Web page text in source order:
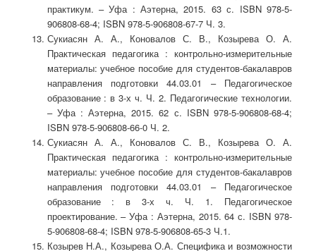
практикум. – Уфа : Аэтерна, 2015. 63 с. ISBN 978-5-
906808-68-4; ISBN 978-5-906808-67-7 Ч. 3.
Сукиасян А. А., Коновалов С. В., Козырева О. А.
Практическая педагогика : контрольно-измерительные
материалы: учебное пособие для студентов-бакалавров
направления подготовки 44.03.01 – Педагогическое
образование : в 3-х ч. Ч. 2. Педагогические технологии.
– Уфа : Аэтерна, 2015. 62 с. ISBN 978-5-906808-68-4;
ISBN 978-5-906808-66-0 Ч. 2.
Сукиасян А. А., Коновалов С. В., Козырева О. А.
Практическая педагогика : контрольно-измерительные
материалы: учебное пособие для студентов-бакалавров
направления подготовки 44.03.01 – Педагогическое
образование : в 3-х ч. Ч. 1. Педагогическое
проектирование. – Уфа : Аэтерна, 2015. 64 с. ISBN 978-
5-906808-68-4; ISBN 978-5-906808-65-3 Ч.1.
Козырев Н.А., Козырева О.А. Специфика и возможности